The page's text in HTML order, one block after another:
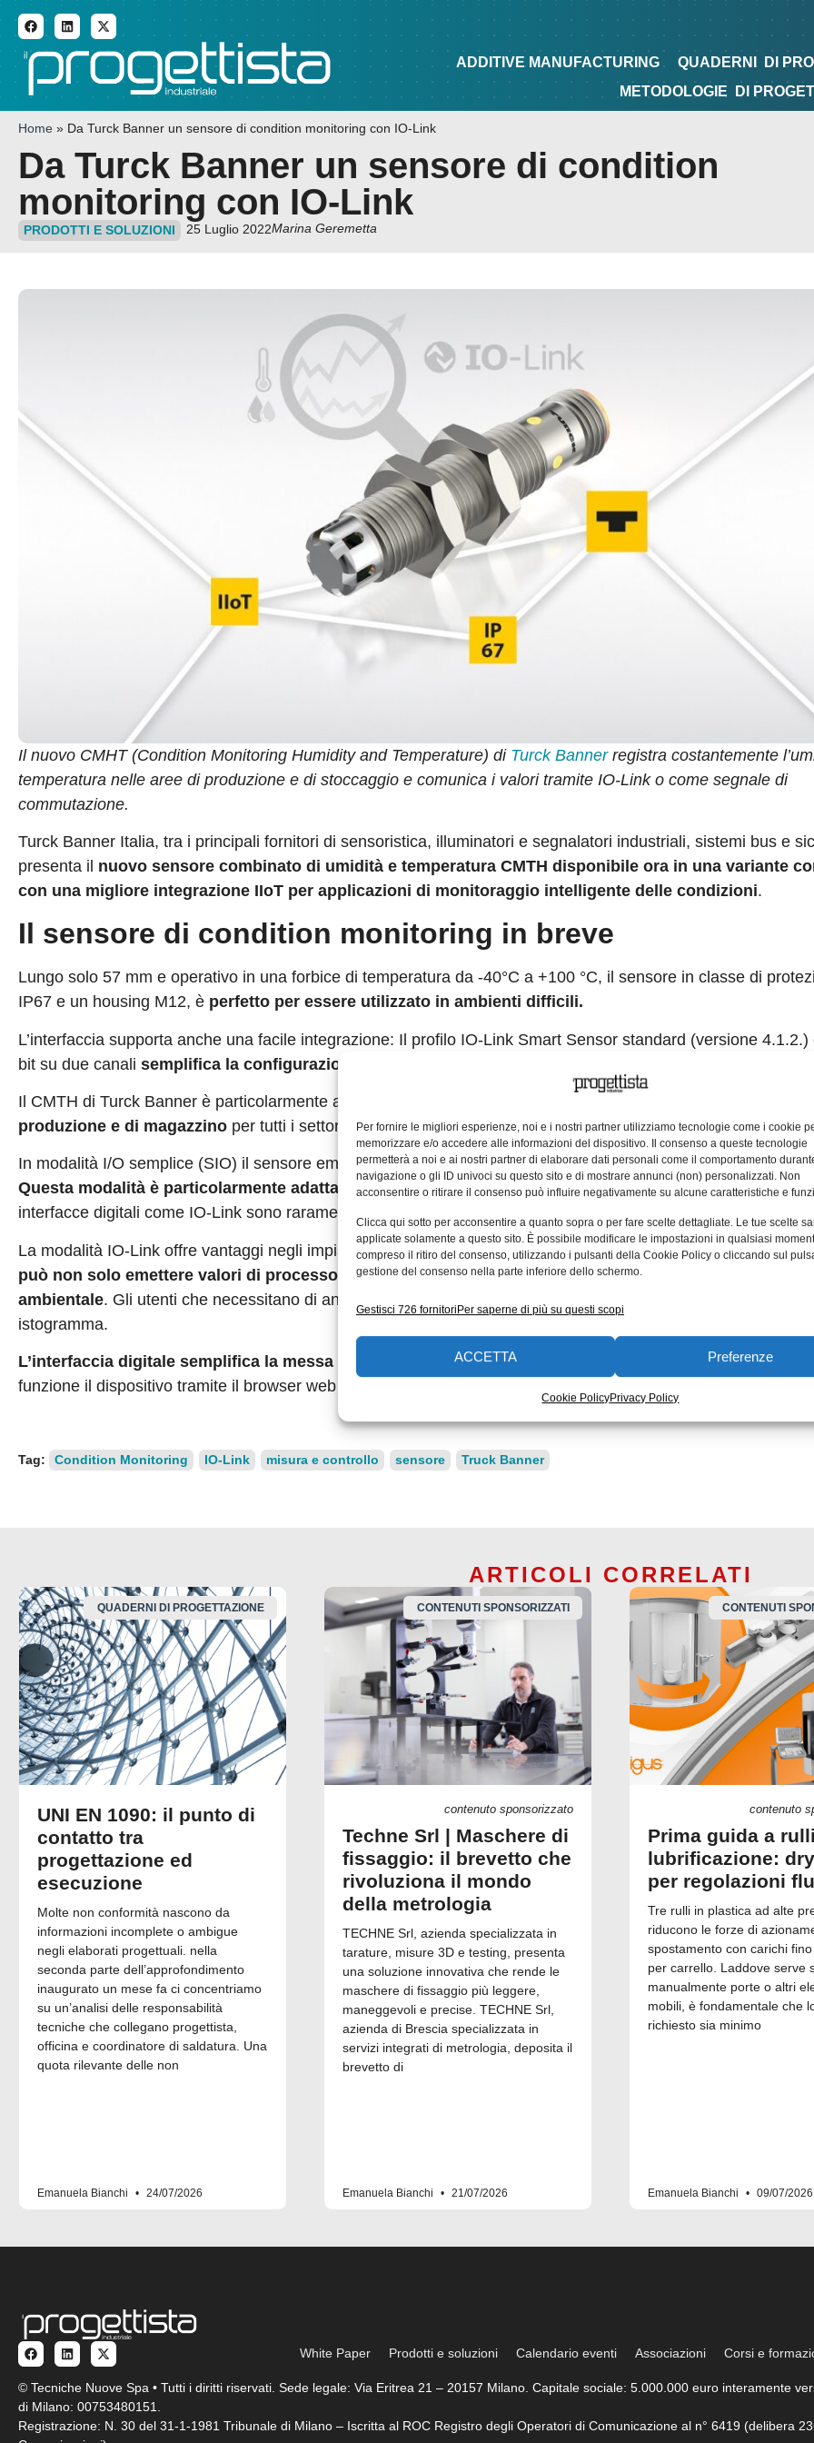
Per fornire le migliori esperienze, noi e i nostri partner utilizziamo tecnologie come i cookie
memorizzare e/o accedere alle informazioni del dispositivo. Il consenso a queste tecnologie
permetterà a noi e ai nostri partner di elaborare dati personali come il comportamento
navigazione o gli ID univoci su questo sito e di mostrare annunci (non) personalizzati. Non
acconsentire o ritirare il consenso può influire negativamente su alcune caratteristiche e
Clicca qui sotto per acconsentire a quanto sopra o per fare scelte dettagliate. Le tue scelte
applicate solamente a questo sito. È possibile modificare le impostazioni in qualsiasi
compreso il ritiro del consenso, utilizzando i pulsanti della Cookie Policy o cliccando sul
gestione del consenso nella parte inferiore dello schermo.
Gestisci 726 fornitoriPer saperne di più su questi scopi
ACCETTA Preferenze
Cookie PolicyPrivacy Policy
ADDITIVE MANUFACTURING QUADERNI DI PROGETTAZIONE TIPS&TRICKS
ADDITIVE MANUFACTURING QUADERNI DI
METODOLOGIE
DI
Home » Da Turck Banner un sensore di condition monitoring con IO-Link
Da Turck Banner un sensore di condition
monitoring con IO-Link
PRODOTTI E SOLUZIONI 25 Luglio 2022Marina Geremetta
Il nuovo CMHT (Condition Monitoring Humidity and Temperature) di Turck Bannerregistra costantemente
temperatura nelle aree di produzione e di stoccaggio e comunica i valori tramite IO-Link o come segnale di
commutazione.
Turck Banner Italia, tra i principali fornitori di sensoristica, illuminatori e segnalatori industriali, sistemi bus e
presenta il nuovo sensore combinato di umidità e temperatura CMTH disponibile ora in una variante
con una migliore integrazione IIoT per applicazioni di monitoraggio intelligente delle condizioni.
Il sensore di condition monitoring in breve
Lungo solo 57 mm e operativo in una forbice di temperatura da -40°C a +100 °C, il sensore in classe di
IP67 e un housing M12, è perfetto per essere utilizzato in ambienti difficili.
L’interfaccia supporta anche una facile integrazione: Il profilo IO-Link Smart Sensor standard (versione 4.1.2.)
bit su due canali semplifica la configurazione neutrale dei sistemi in rete
Il CMTH di Turck Banner è particolarmente adatto per il
monitoraggio delle condizioni climatiche negli
produzione e di magazzino per tutti i settori che trattano merci sensibili all’umidità e alla temperatura.
In modalità I/O semplice (SIO) il sensore emette un segnale di commutazione per la temperatura e uno per
Questa modalità è particolarmente adatta per il retrofit dei dati climatici nelle applicazioni esistenti ,
interfacce digitali come IO-Link sono raramente disponibili.
La modalità IO-Link offre vantaggi negli impianti o nelle macchine moderne, in quanto il sensore intelligente
può non solo emettere valori di processo continui, ma anche calcolare, ad esempio, il tasso di
ambientale. Gli utenti che necessitano di analisi a lungo termine apprezzeranno la funzione pre-configurata ad
istogramma.
L’interfaccia digitale semplifica la messa in servizio del sensore. Il master IO-Link di Turck Banner può
funzione il dispositivo tramite il browser web integrato, senza bisogno di alcun software aggiuntivo.
Tag: Condition Monitoring IO-Link misura e controllo sensore Truck Banner
ARTICOLI CORRELATI
QUADERNI DI PROGETTAZIONE
UNI EN 1090: il punto di
contatto tra
progettazione ed
esecuzione
Molte non conformità nascono da
informazioni incomplete o ambigue
negli elaborati progettuali. nella
seconda parte dell’approfondimento
inaugurato un mese fa ci concentriamo
su un’analisi delle responsabilità
tecniche che collegano progettista,
officina e coordinatore di saldatura. Una
quota rilevante delle non
Emanuela Bianchi 24/07/2026
CONTENUTI SPONSORIZZATI
contenuto sponsorizzato
Techne Srl | Maschere di
fissaggio: il brevetto che
rivoluziona il mondo
della metrologia
TECHNE Srl, azienda specializzata in
tarature, misure 3D e testing, presenta
una soluzione innovativa che rende le
maschere di fissaggio più leggere,
maneggevoli e precise. TECHNE Srl,
azienda di Brescia specializzata in
servizi integrati di metrologia, deposita il
brevetto di
Emanuela Bianchi 21/07/2026
CONTENUTI
contenuto
Prima guida a
lubrificazione:
per regolazioni
Tre rulli in plastica ad alte
riducono le forze di
spostamento con carichi
per carrello. Laddove serve
manualmente porte o altri
mobili, è fondamentale che
richiesto sia minimo
Emanuela Bianchi 09/07/2026
White Paper Prodotti e soluzioni Calendario eventi Associazioni Corsi e
© Tecniche Nuove Spa • Tutti i diritti riservati. Sede legale: Via Eritrea 21 – 20157 Milano. Capitale sociale: 5.000.000 euro interamente
di Milano: 00753480151.
Registrazione: N. 30 del 31-1-1981 Tribunale di Milano – Iscritta al ROC Registro degli Operatori di Comunicazione al n° 6419 (delibera